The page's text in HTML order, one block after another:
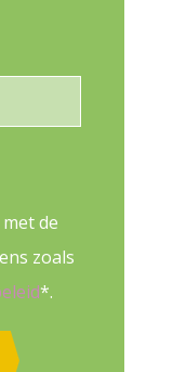
de
zoals
*.